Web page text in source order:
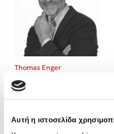
Αυτή η ιστοσελίδα
Benzamin Bécue
Rebecca Yarros
Teo Benedetti
Τζένη Κουτσοδημητροπούλου
Ali Hazelwood
Cori Doerrfeld
Pierdomenico Baccalario
Δανάη Ιμπραχήμ
Thomas Enger